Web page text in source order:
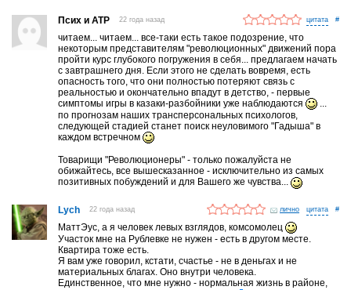
Псих и АТР 22 года назад #
читаем... читаем... все-таки есть такое подозрение, что
некоторым представителям "революционных" движений пора
пройти курс глубокого погружения в себя... предлагаем начать
с завтрашнего дня. Если этого не сделать вовремя, есть
опасность того, что они полностью потеряют связь с
реальностью и окончательно впадут в детство, - первые
симптомы игры в казаки-разбойники уже наблюдаются
по прогнозам наших трансперсональных психологов,
следующей стадией станет поиск неуловимого "Гадыша" в
каждом встречном
Товарищи "Революционеры" - только пожалуйста не
обижайтесь, все вышесказанное - исключительно из самых
позитивных побуждений и для Вашего же чувства...
Lych 22 года назад лично #
МаттЭус, а я человек левых взглядов, комсомолец
Участок мне на Рублевке не нужен - есть в другом месте.
Квартира тоже есть.
Я вам уже говорил, кстати, счастье - не в деньгах и не
материальных благах. Оно внутри человека.
Единственное, что мне нужно - нормальная жизнь в районе,